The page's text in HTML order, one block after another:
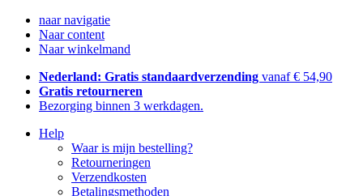
naar navigatie
Naar content
Naar winkelmand
Nederland: Gratis standaardverzending vanaf € 54,90
Gratis retourneren
Bezorging binnen 3 werkdagen.
Help
Waar is mijn bestelling?
Retourneringen
Verzendkosten
Betalingsmethoden